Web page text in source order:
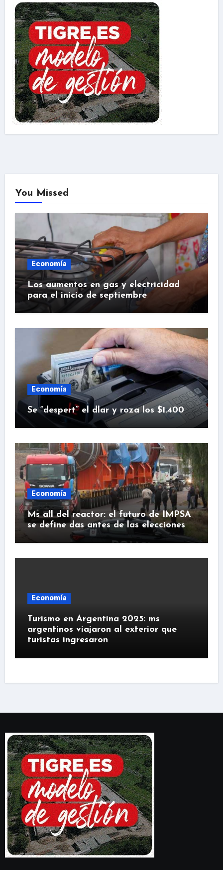
You Missed
Economía
Los aumentos en gas y electricidad
para el inicio de septiembre
Economía
Se “despert” el dlar y roza los $1.400
Economía
Ms all del reactor: el futuro de IMPSA
se define das antes de las elecciones
Economía
Turismo en Argentina 2025: ms
argentinos viajaron al exterior que
turistas ingresaron